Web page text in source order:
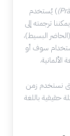
) يُستخدم
ترجمته إلى
الحاضر البسيط (الحاضر البسيط)،
والمستقبل باستخدام سوف أو
نستخدم زمن
حقيقية باللغة